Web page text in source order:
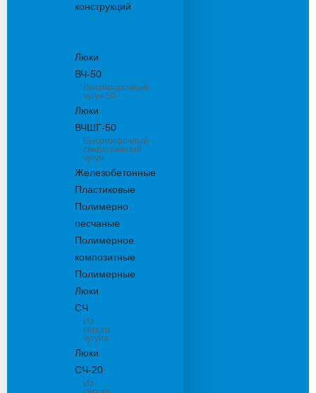
конструкций
Люки
ВЧ-50
Высокопрочный
чугун 50
Люки
ВЧШГ-50
Высокопрочный
сверхтяжелый
чугун
Железобетонные
Пластиковые
Полимерно
песчаные
Полимерное
композитные
Полимерные
Люки
СЧ
Из
серого
чугуна
Люки
СЧ-20
Из